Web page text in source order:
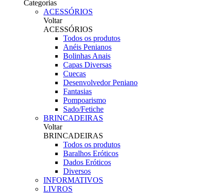
Categorias
ACESSÓRIOS
Voltar
ACESSÓRIOS
Todos os produtos
Anéis Penianos
Bolinhas Anais
Capas Diversas
Cuecas
Desenvolvedor Peniano
Fantasias
Pompoarismo
Sado/Fetiche
BRINCADEIRAS
Voltar
BRINCADEIRAS
Todos os produtos
Baralhos Eróticos
Dados Eróticos
Diversos
INFORMATIVOS
LIVROS